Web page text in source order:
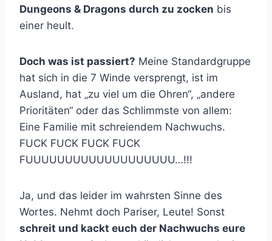
Dungeons & Dragons durch zu zocken bis
einer heult.
Doch was ist passiert? Meine Standardgruppe
hat sich in die 7 Winde versprengt, ist im
Ausland, hat „zu viel um die Ohren“, „andere
Prioritäten“ oder das Schlimmste von allem:
Eine Familie mit schreiendem Nachwuchs.
FUCK FUCK FUCK FUCK
FUUUUUUUUUUUUUUUUUUU…!!!
Ja, und das leider im wahrsten Sinne des
Wortes. Nehmt doch Pariser, Leute! Sonst
schreit und kackt euch der Nachwuchs eure